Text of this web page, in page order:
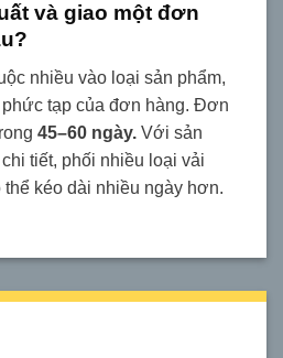
và giao một đơn
nhiều vào loại sản phẩm,
tạp của đơn hàng. Đơn
45–60 ngày. Với sản
tiết, phối nhiều loại vải
thể kéo dài nhiều ngày hơn.